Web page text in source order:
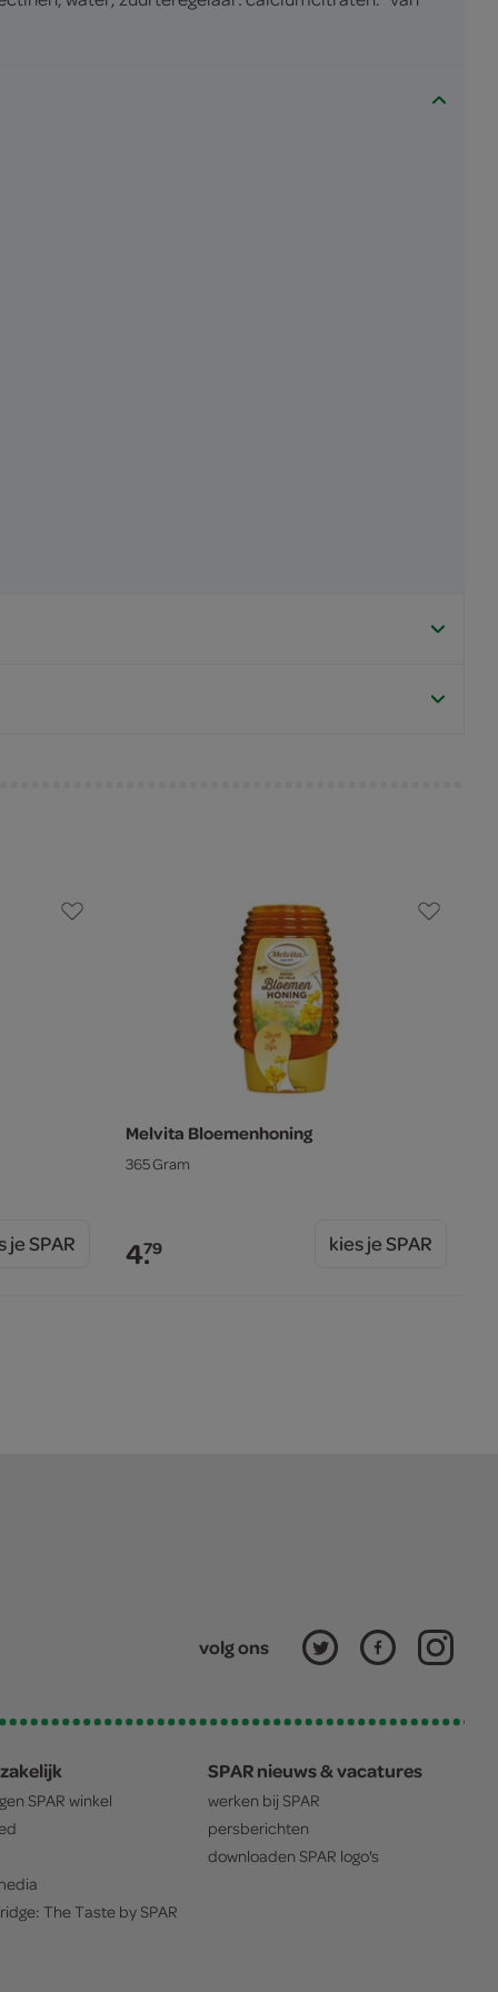
je SPAR
Melvita Bloemenhoning
365 Gram
4.79 kies je SPAR
volg ons
SPAR winkel
The Taste bySPAR
SPAR nieuws & vacatures
werken bij SPAR
persberichten
downloaden SPAR logo's